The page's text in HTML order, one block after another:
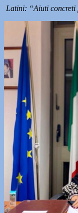
Latini: “Aiuti concreti